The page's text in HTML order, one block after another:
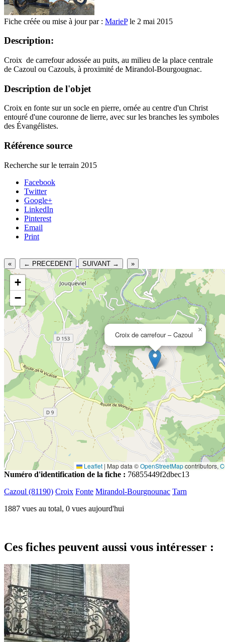
Fiche créée ou mise à jour par : MariePle 2 mai 2015
Description:
Croix de carrefour adossée au puits, au milieu de la place centrale
de Cazoul ou Cazouls, à proximité de Mirandol-Bourgougnac.
Description de l'objet
Croix en fonte sur un socle en pierre, ornée au centre d'un Christ
entouré d'une couronne de lierre, avec sur les branches les symboles
des Évangélistes.
Référence source
Recherche sur le terrain 2015
Facebook
Twitter
Google+
LinkedIn
Pinterest
Email
Print
« ← PRECEDENT SUIVANT → »
Croix de carrefour – Cazoul
×
+
−
Leaflet | Map data ©OpenStreetMapcontributors,
Numéro d'identification de la fiche : 76855449f2dbec13
Cazoul (81190) Croix Fonte Mirandol-Bourgnounac Tarn
1887 vues au total, 0 vues aujourd'hui
Ces fiches peuvent aussi vous intéresser :